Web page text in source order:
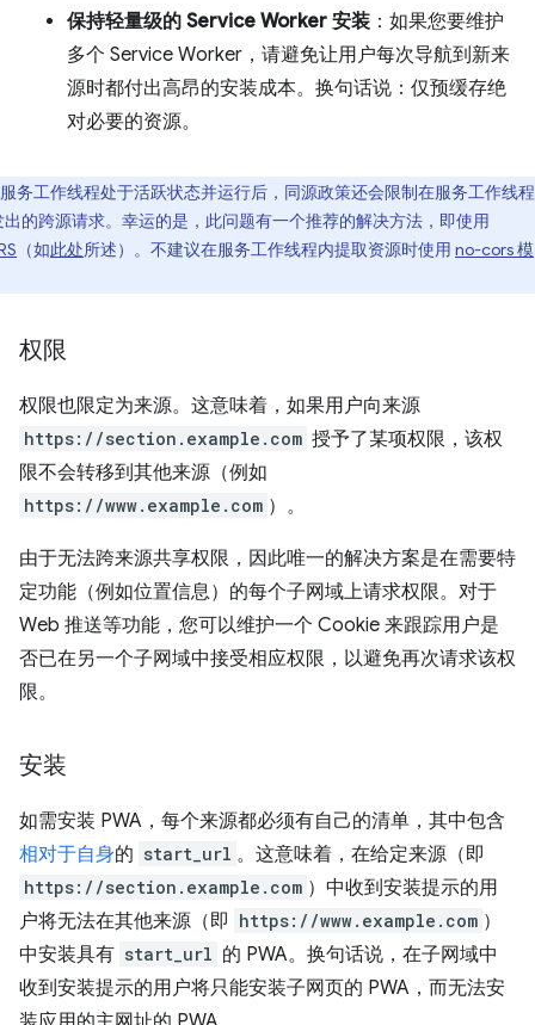
保持轻量级的 Service Worker 安装 ：如果您要维护
多个 Service Worker，请避免让用户每次导航到新来
源时都付出高昂的安装成本。换句话说：仅预缓存绝
对必要的资源。
服务工作线程处于活跃状态并运行后，同源政策还会限制在服务工作线程
出的跨源请求。幸运的是，此问题有一个推荐的解决方法，即使用
（如此处所述）。不建议在服务工作线程内提取资源时使用 no-cors 模
权限
权限也限定为来源。这意味着，如果用户向来源
https://section.example.com 授予了某项权限，该权
限不会转移到其他来源（例如
https://www.example.com ）。
由于无法跨来源共享权限，因此唯一的解决方案是在需要特
定功能（例如位置信息）的每个子网域上请求权限。对于
Web 推送等功能，您可以维护一个 Cookie 来跟踪用户是
否已在另一个子网域中接受相应权限，以避免再次请求该权
限。
安装
如需安装 PWA，每个来源都必须有自己的清单，其中包含
相对于自身的 start_url 。这意味着，在给定来源（即
https://section.example.com ）中收到安装提示的用
户将无法在其他来源（即 https://www.example.com ）
中安装具有 start_url 的 PWA。换句话说，在子网域中
收到安装提示的用户将只能安装子网页的 PWA，而无法安